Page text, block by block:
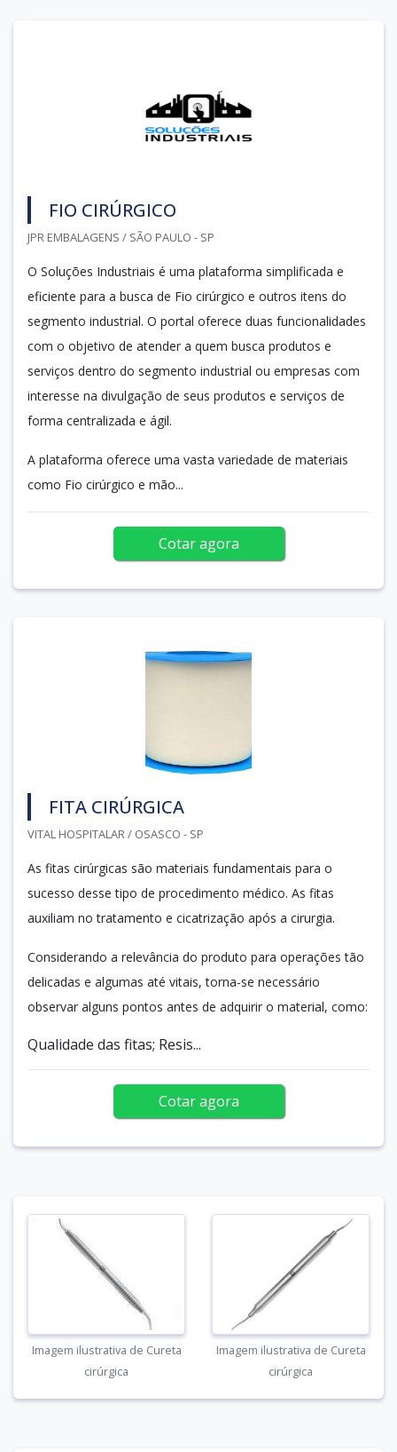
FIO CIRÚRGICO
JPR EMBALAGENS / SÃO PAULO - SP
O Soluções Industriais é uma plataforma simplificada e
eficiente para a busca de Fio cirúrgico e outros itens do
segmento industrial. O portal oferece duas funcionalidades
com o objetivo de atender a quem busca produtos e
serviços dentro do segmento industrial ou empresas com
interesse na divulgação de seus produtos e serviços de
forma centralizada e ágil.
A plataforma oferece uma vasta variedade de materiais
como Fio cirúrgico e mão...
Cotar agora
FITA CIRÚRGICA
VITAL HOSPITALAR / OSASCO - SP
As fitas cirúrgicas são materiais fundamentais para o
sucesso desse tipo de procedimento médico. As fitas
auxiliam no tratamento e cicatrização após a cirurgia.
Considerando a relevância do produto para operações tão
delicadas e algumas até vitais, torna-se necessário
observar alguns pontos antes de adquirir o material, como:
Qualidade das fitas; Resis...
Cotar agora
Imagem ilustrativa de Cureta
cirúrgica
Imagem ilustrativa de Cureta
cirúrgica